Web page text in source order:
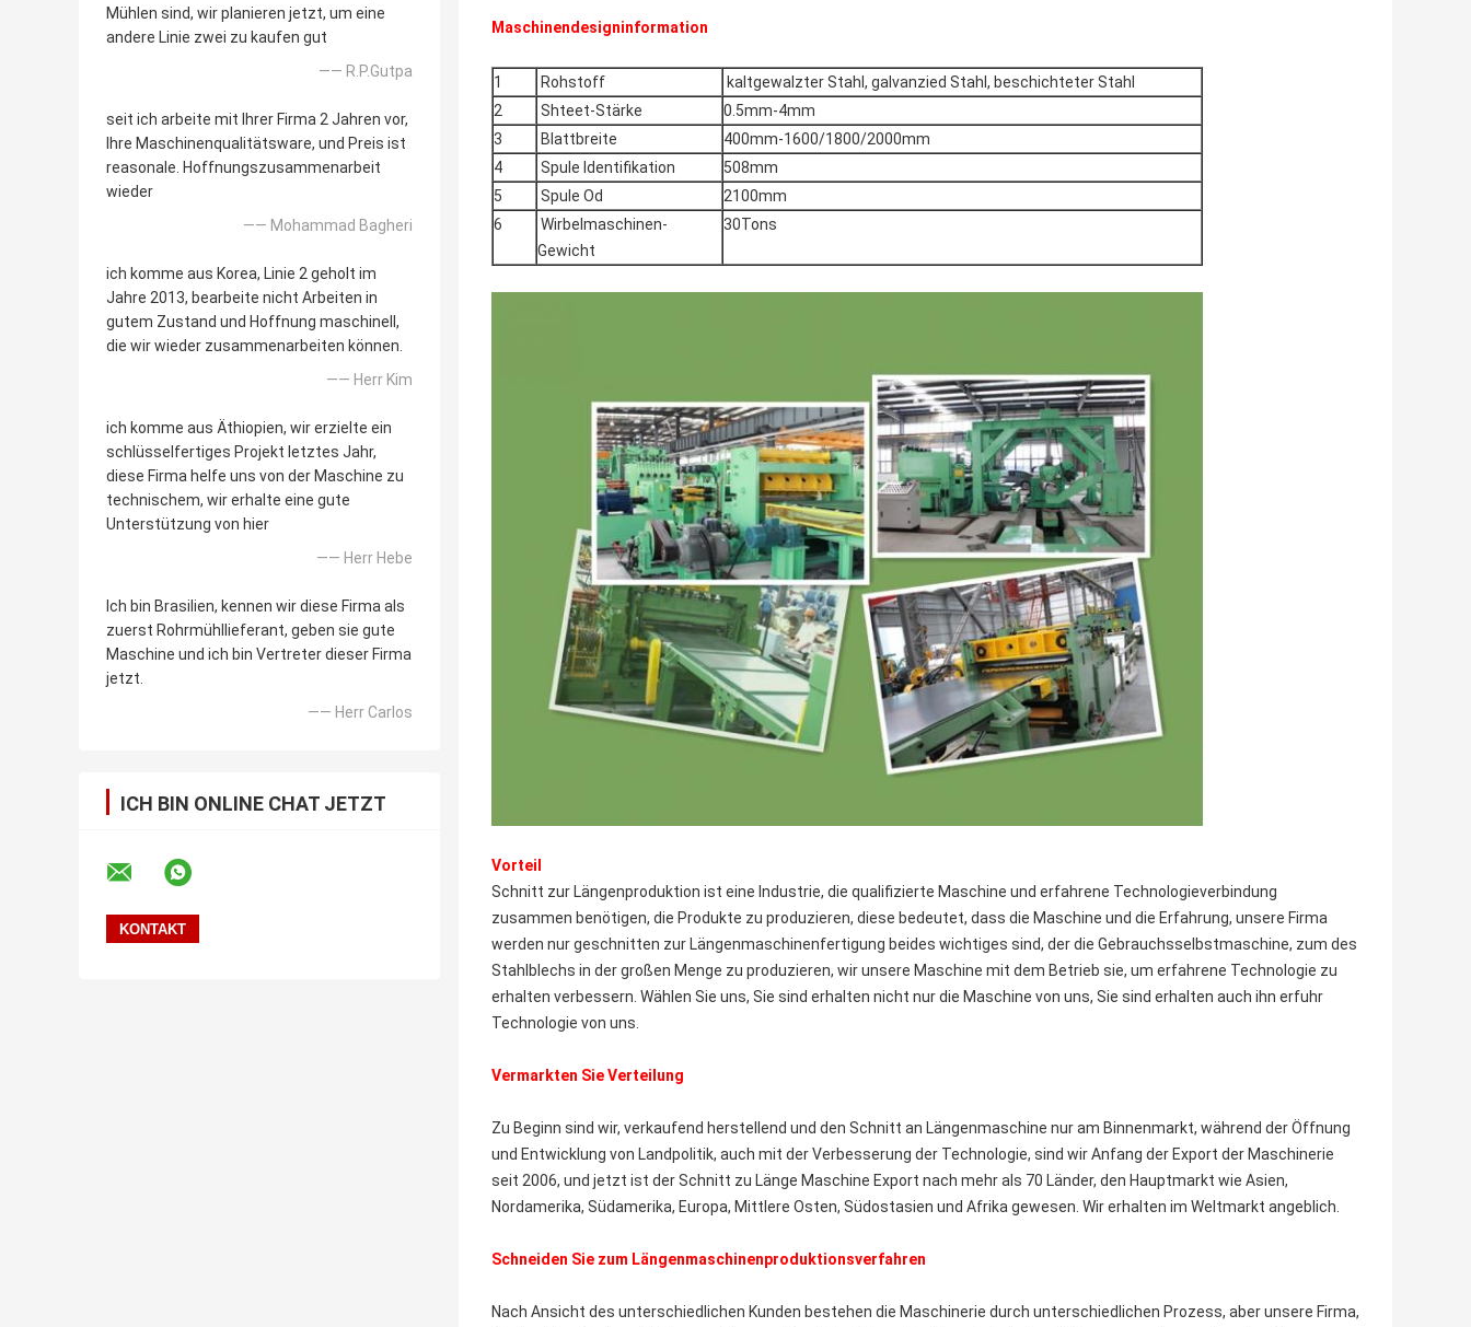
Mühlen sind, wir planieren jetzt, um eine
andere Linie zwei zu kaufen gut
—— R.P.Gutpa
seit ich arbeite mit Ihrer Firma 2 Jahren vor,
Ihre Maschinenqualitätsware, und Preis ist
reasonale. Hoffnungszusammenarbeit
wieder
—— Mohammad Bagheri
ich komme aus Korea, Linie 2 geholt im
Jahre 2013, bearbeite nicht Arbeiten in
gutem Zustand und Hoffnung maschinell,
die wir wieder zusammenarbeiten können.
—— Herr Kim
ich komme aus Äthiopien, wir erzielte ein
schlüsselfertiges Projekt letztes Jahr,
diese Firma helfe uns von der Maschine zu
technischem, wir erhalte eine gute
Unterstützung von hier
—— Herr Hebe
Ich bin Brasilien, kennen wir diese Firma als
zuerst Rohrmühllieferant, geben sie gute
Maschine und ich bin Vertreter dieser Firma
jetzt.
—— Herr Carlos
ICH BIN ONLINE CHAT JETZT
Maschinendesigninformation
1 Rohstoff
kaltgewalzter Stahl, galvanzied Stahl, beschichteter Stahl
2
Shteet-Stärke
0.5mm-4mm
3
Blattbreite
400mm-1600/1800/2000mm
4
Spule Identifikation
508mm
5
Spule Od
2100mm
6
Wirbelmaschinen-
Gewicht
30Tons
Vorteil
Schnitt zur Längenproduktion ist eine Industrie, die qualifizierte Maschine und erfahrene Technologieverbindung
zusammen benötigen, die Produkte zu produzieren, diese bedeutet, dass die Maschine und die Erfahrung, unsere Firma
werden nur geschnitten zur Längenmaschinenfertigung beides wichtiges sind, der die Gebrauchsselbstmaschine, zum des
Stahlblechs in der großen Menge zu produzieren, wir unsere Maschine mit dem Betrieb sie, um erfahrene Technologie zu
erhalten verbessern. Wählen Sie uns, Sie sind erhalten nicht nur die Maschine von uns, Sie sind erhalten auch ihn erfuhr
Technologie von uns.
Vermarkten Sie Verteilung
Zu Beginn sind wir, verkaufend herstellend und den Schnitt an Längenmaschine nur am Binnenmarkt, während der Öffnung
und Entwicklung von Landpolitik, auch mit der Verbesserung der Technologie, sind wir Anfang der Export der Maschinerie
seit 2006, und jetzt ist der Schnitt zu Länge Maschine Export nach mehr als 70 Länder, den Hauptmarkt wie Asien,
Nordamerika, Südamerika, Europa, Mittlere Osten, Südostasien und Afrika gewesen. Wir erhalten im Weltmarkt angeblich.
Schneiden Sie zum Längenmaschinenproduktionsverfahren
Nach Ansicht des unterschiedlichen Kunden bestehen die Maschinerie durch unterschiedlichen Prozess, aber unsere Firma,